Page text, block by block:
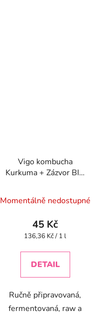
Vigo kombucha
Kurkuma + Zázvor BIO
Momentálně nedostupné
45 Kč
Měrná
136,36 Kč / 1 l
DETAIL
Ručně připravovaná,
fermentovaná, raw a